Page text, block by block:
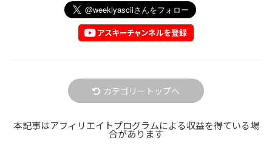
カテゴリートップへ
本記事はアフィリエイトプログラムによる収益を得ている場
合があります